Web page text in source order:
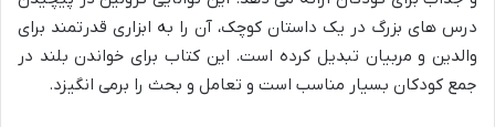
درس های بزرگ در یک داستان کوچک، آن را به ابزاری قدرتمند برای
والدین و مربیان تبدیل کرده است. این کتاب برای خواندن بلند در
جمع کودکان بسیار مناسب است و تعامل و بحث را برمی انگیزد.